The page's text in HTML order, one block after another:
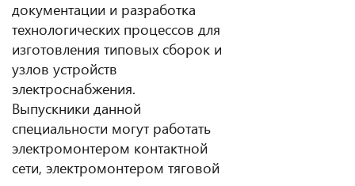
документации и разработка
технологических процессов для
изготовления типовых сборок и
узлов устройств
электроснабжения.
Выпускники данной
специальности могут работать
электромонтером контактной
сети, электромонтером тяговой